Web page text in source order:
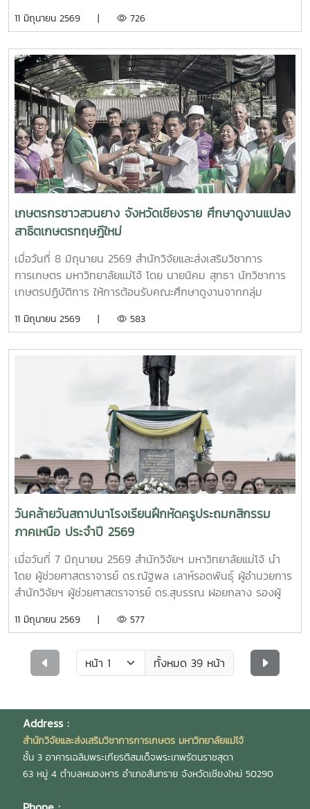
"Presidents' Engagement Forum on Technology and
ศาสตราจารย์ ดร.ยศชนัน วงศ์สวัสดิ์ รองนายกรัฐมนตรีและ
รัฐมนตรีว่าการกระทรวงการอุดมศึกษา วิทยาศาสตร์ วิจัยและ
นวัตกรรม (อว.) เยี่ยมชมนิทรรศการนำเสนอผลงานวิจัยและ
นวัตกรรมของมหาวิทยาลัยแม่โจ้ จำนวน 13 ผลงาน ซึ่งจัดโดยสำ
นักวิจัยฯ มหาวิทยาลัยแม่โจ้ จากนั้นได้ปาฐกถาพิเศษ หัวข้อ
"University Group 2 as Thailand's Innovation Engine:
พลังมหาวิทยาลัยเพื่ออนาคตเศรษฐกิจไทย"ณ โรงแรมแคนทารี
ฮิลล์ จังหวัดเชียงใหม่
11 มิถุนายน 2569 | 726
เกษตรกรชาวสวนยาง จังหวัดเชียงราย ศึกษาดูงานแปลง
สาธิตเกษตรทฤษฎีใหม่
เมื่อวันที่ 8 มิถุนายน 2569 สำนักวิจัยและส่งเสริมวิชาการ
การเกษตร มหาวิทยาลัยแม่โจ้ โดย นายนิคม สุทธา นักวิชาการ
เกษตรปฏิบัติการ ให้การต้อนรับคณะศึกษาดูงานจากกลุ่ม
เชียงราย เพื่อได้เข้าศึกษาเรียนรู้ด้านเกษตรทฤษฎีใหม่แบบผสม
จุลินทรีย์ เพื่อนำองค์ความรู้ไปประยุกต์ใช้ในการประกอบอาชีพ
ทางการเกษตรอย่างยั่งยืน ณ แปลงสาธิตเกษตรทฤษฎีใหม่ตาม
แนวพระราชดำริ มหาวิทยาลัยแม่โจ้
11 มิถุนายน 2569 | 583
วันคล้ายวันสถาปนาโรงเรียนฝึกหัดครูประถมกสิกรรม
ภาคเหนือ ประจำปี 2569
เมื่อวันที่ 7 มิถุนายน 2569 สำนักวิจัยฯ มหาวิทยาลัยแม่โจ้ นำ
โดย ผู้ช่วยศาสตราจารย์ ดร.ณัฐพล เลาห์รอดพันธุ์ ผู้อำนวยการ
สำนักวิจัยฯ ผู้ช่วยศาสตราจารย์ ดร.สุบรรณ ฝอยกลาง รองผู้
วิจัยฯ เข้าร่วมโครงการทำบุญวันคล้ายวันสถาปนาโรงเรียนฝึกหัด
บวงสรวงพระพิรุณทรงนาค โดยได้รับเกียรติจาก รอง
ศาสตราจารย์ ดร.เทพ พงษ์พานิช นายกสภามหาวิทยาลัยแม่โจ้
ศาสนา โดยมี รองศาสตราจารย์ ดร.วีระพล ทองมา อธิการบดี
มหาวิทยาลัยแม่โจ้ เป็นประธาน ณ อาคารแผ่พืชน์ และพิธีวาง
พวงมาลาอนุสาวรีย์อำมาตย์โทรพระช่วงเกษตรศิลปการ ได้รับ
เกียรติจาก ทายาทพระช่วงเกษตรศิลปการ เข้าร่วมพิธี ณ
อนุสาวรีย์อำมาตย์โทพระช่วงเกษตรศิลปการ บริเวณหน้าหอ
11 มิถุนายน 2569 | 577
ทั้งหมด 39 หน้า
Address :
สำนักวิจัยและส่งเสริมวิชาการการเกษตร มหาวิทยาลัยแม่โจ้
ชั้น 3 อาคารเฉลิมพระเกียรติสมเด็จพระเทพรัตนราชสุดา
63 หมู่ 4 ตำบลหนองหาร อำเภอสันทราย จังหวัดเชียงใหม่ 50290